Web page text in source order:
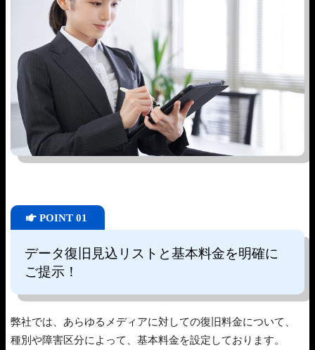
POINT 01
データ復旧見込リストと基本料金を明確に
ご提示！
弊社では、あらゆるメディアに対しての復旧料金について、
種別や障害区分によって、基本料金を設定しております。